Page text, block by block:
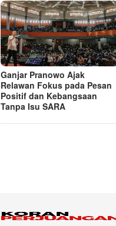
Ganjar Pranowo Ajak
Relawan Fokus pada Pesan
Positif dan Kebangsaan
Tanpa Isu SARA